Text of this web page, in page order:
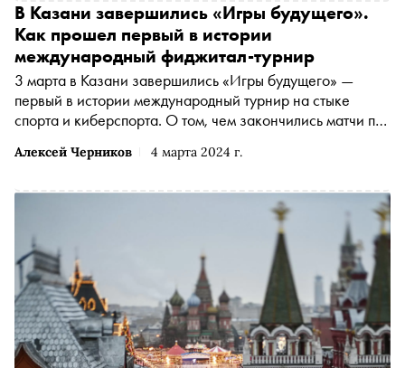
Алексей Черников 4 марта 2024 г.
В Казани завершились «Игры будущего».
Как прошел первый в истории
международный фиджитал-турнир
3 марта в Казани завершились «Игры будущего» —
первый в истории международный турнир на стыке
спорта и киберспорта. О том, чем закончились матчи по
вызвал в мире и как теперь будет развиваться